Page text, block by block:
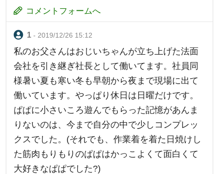
コメントフォームへ
- 2019/12/26 15:12
私のお父さんはおじいちゃんが立ち上げた法面
会社を引き継ぎ社長として働いてます。社員同
様暑い夏も寒い冬も早朝から夜まで現場に出て
働いています。やっぱり休日は日曜だけです。
ぱぱに小さいころ遊んでもらった記憶があんま
りないのは、今まで自分の中で少しコンプレッ
クスでした。(それでも、作業着を着た日焼けし
た筋肉もりもりのぱぱはかっこよくて面白くて
大好きなぱぱでした?)